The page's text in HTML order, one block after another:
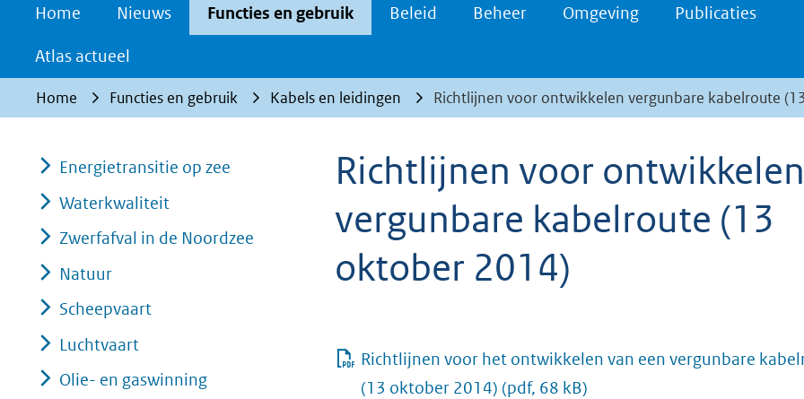
deze
website
worden
toegestaan
geweigerd.
Home Nieuws Functies en gebruik Beleid Beheer Omgeving Publicaties
Atlas actueel
Home Functies en gebruik Kabels en leidingen Richtlijnen voor ontwikkelen vergunbare kabelroute
Richtlijnen voor ontwikkelen
vergunbare kabelroute (13
oktober 2014)
Richtlijnen voor het ontwikkelen van een vergunbare
(13 oktober 2014) (pdf, 68 kB)
Energietransitie op zee
Waterkwaliteit
Zwerfafval in de Noordzee
Natuur
Scheepvaart
Luchtvaart
Olie- en gaswinning